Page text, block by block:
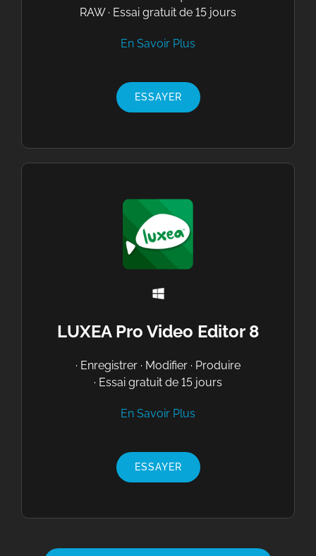
RAW · Essai gratuit de 15 jours
En Savoir Plus
ESSAYER
LUXEA Pro Video Editor 8
· Enregistrer · Modifier · Produire
· Essai gratuit de 15 jours
En Savoir Plus
ESSAYER